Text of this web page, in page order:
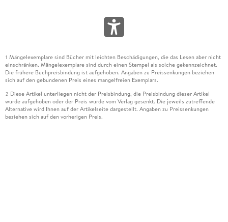
1 Mängelexemplare sind Bücher mit leichten Beschädigungen, die das Lesen aber nicht
einschränken. Mängelexemplare sind durch einen Stempel als solche gekennzeichnet.
Die frühere Buchpreisbindung ist aufgehoben. Angaben zu Preissenkungen beziehen
sich auf den gebundenen Preis eines mangelfreien Exemplars.
2 Diese Artikel unterliegen nicht der Preisbindung, die Preisbindung dieser Artikel
wurde aufgehoben oder der Preis wurde vom Verlag gesenkt. Die jeweils zutreffende
Alternative wird Ihnen auf der Artikelseite dargestellt. Angaben zu Preissenkungen
beziehen sich auf den vorherigen Preis.